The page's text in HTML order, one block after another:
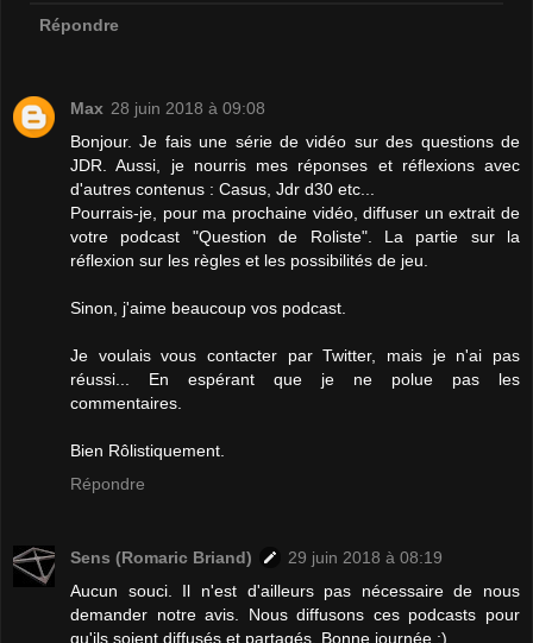
Répondre
Max 28 juin 2018 à 09:08
Bonjour. Je fais une série de vidéo sur des questions de
JDR. Aussi, je nourris mes réponses et réflexions avec
d'autres contenus : Casus, Jdr d30 etc...
Pourrais-je, pour ma prochaine vidéo, diffuser un extrait de
votre podcast "Question de Roliste". La partie sur la
réflexion sur les règles et les possibilités de jeu.
Sinon, j'aime beaucoup vos podcast.
Je voulais vous contacter par Twitter, mais je n'ai pas
réussi... En espérant que je ne polue pas les
commentaires.
Bien Rôlistiquement.
Répondre
Sens (Romaric Briand)
29 juin 2018 à 08:19
Aucun souci. Il n'est d'ailleurs pas nécessaire de nous
demander notre avis. Nous diffusons ces podcasts pour
qu'ils soient diffusés et partagés. Bonne journée :)